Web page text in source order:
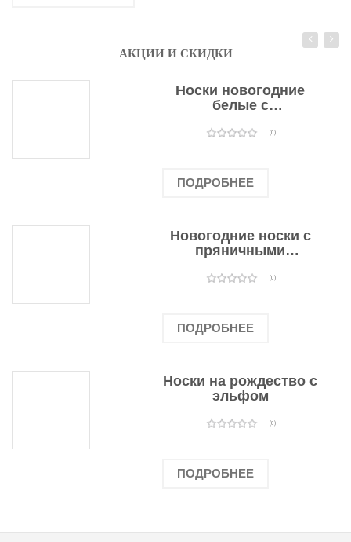
АКЦИИ И СКИДКИ
Носки новогодние
белые с
оленями(0)
ПОДРОБНЕЕ
Новогодние носки с
пряничными
(0)
ПОДРОБНЕЕ
Носки на рождество с
эльфом
(0)
ПОДРОБНЕЕ